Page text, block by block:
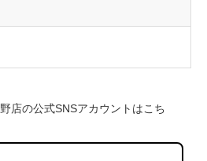
店の公式SNSアカウントはこち